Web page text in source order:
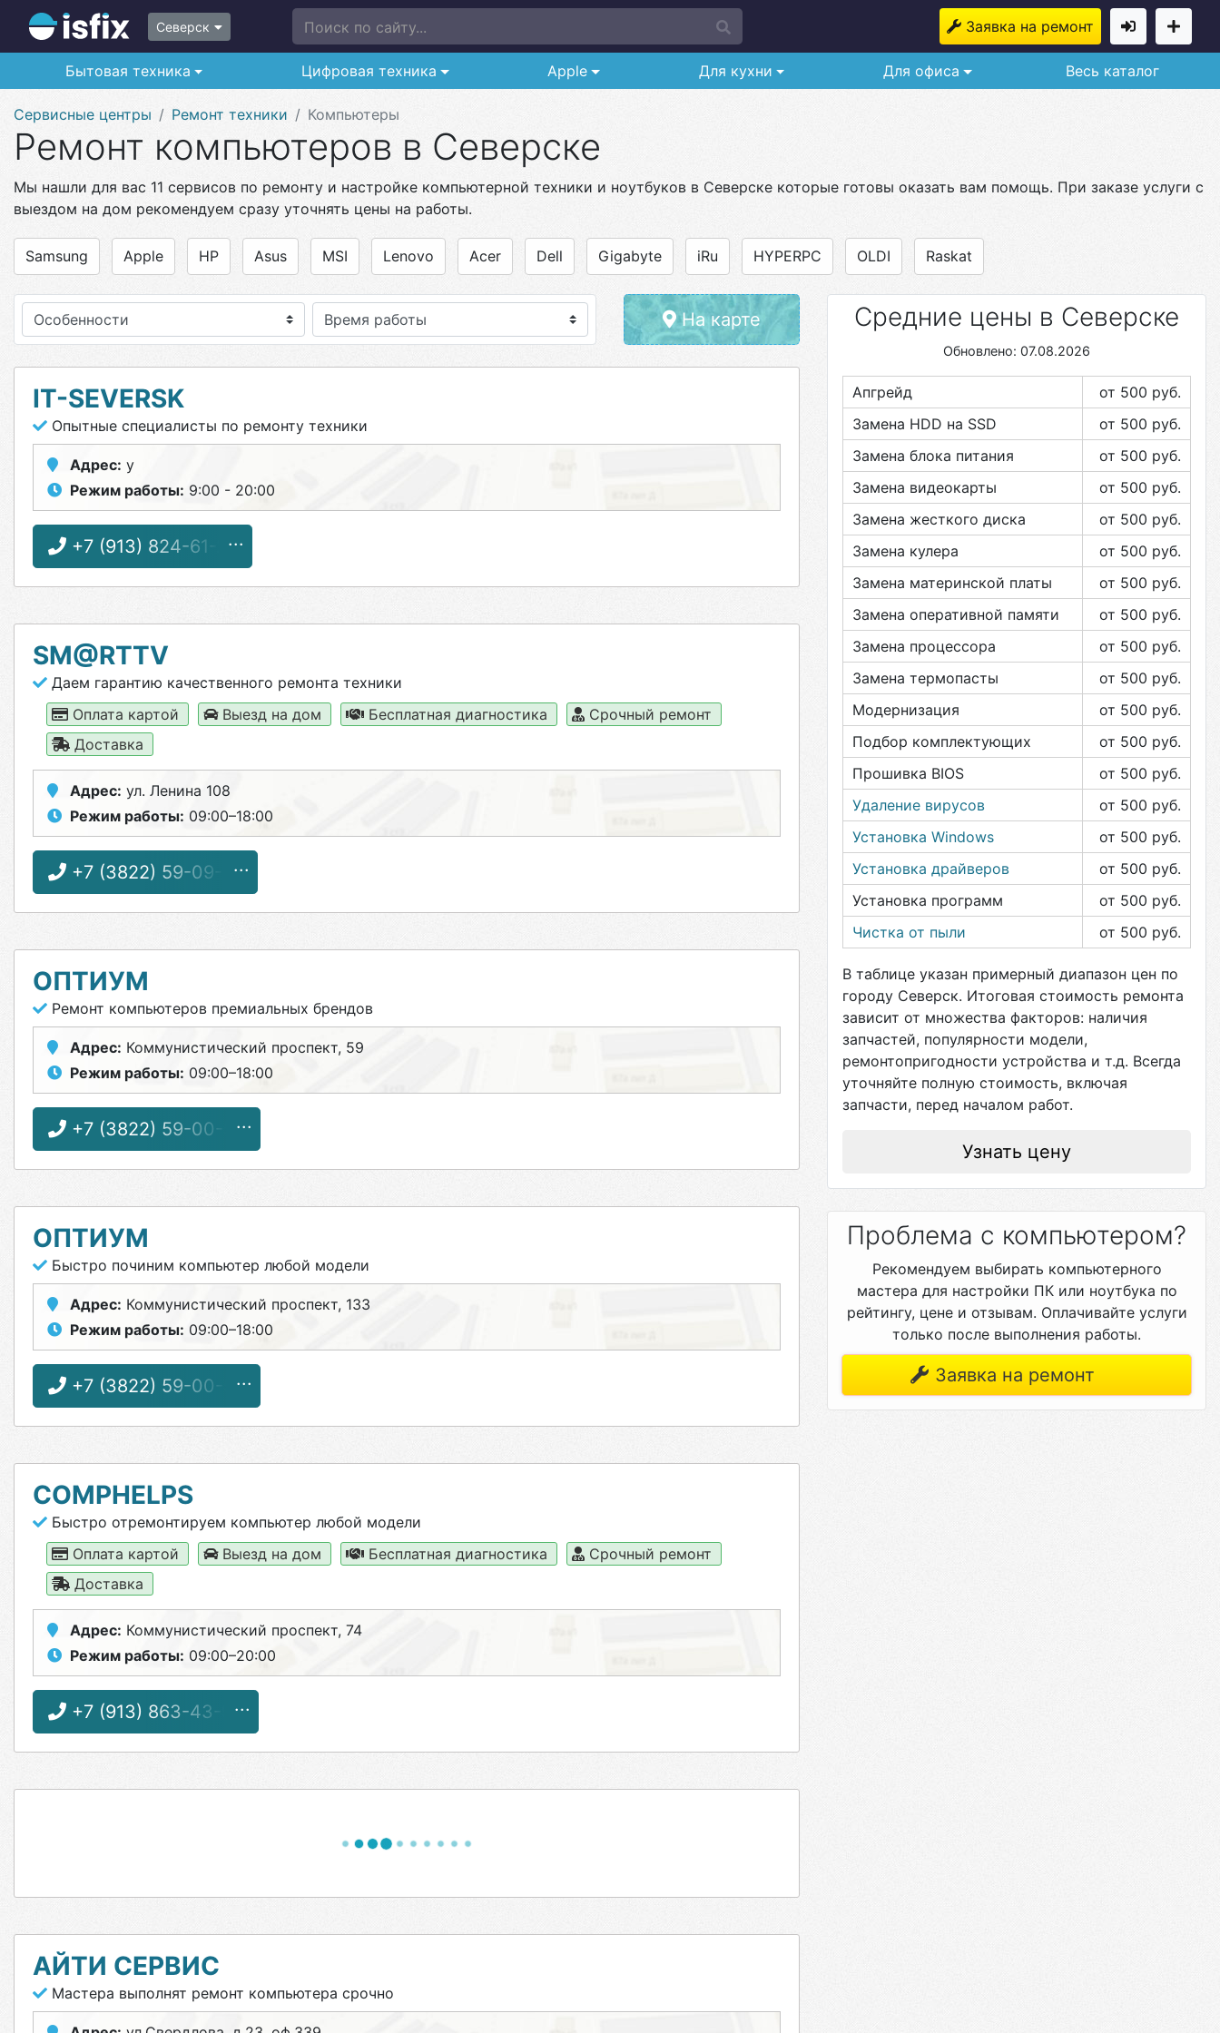
Северск Поиск по сайту... Заявка на ремонт
Бытовая техника Цифровая техника Apple Для кухни Для офиса Весь каталог
Сервисные центры Ремонт техники Компьютеры
Ремонт компьютеров в Северске
Мы нашли для вас 11 сервисов по ремонту и настройке компьютерной техники и ноутбуков в Северске которые готовы оказать вам помощь. При заказе услуги с
выездом на дом рекомендуем сразу уточнять цены на работы.
Samsung Apple HP Asus MSI Lenovo Acer Dell Gigabyte iRu HYPERPC OLDI Raskat
Особенности На карте
IT-SEVERSK
Опытные специалисты по ремонту техники
Адрес: у
Режим работы: 9:00 - 20:00
+7 (913) 824-61-27
SM@RTTV
Даем гарантию качественного ремонта техники
Оплата картой
Выезд на дом Бесплатная диагностика
Срочный ремонт
Доставка
Адрес: ул. Ленина 108
Режим работы: 09:00–18:00
+7 (3822) 59-09-01
ОПТИУМ
Ремонт компьютеров премиальных брендов
Адрес: Коммунистический проспект, 59
Режим работы: 09:00–18:00
+7 (3822) 59-00-59
ОПТИУМ
Быстро починим компьютер любой модели
Адрес: Коммунистический проспект, 133
Режим работы: 09:00–18:00
+7 (3822) 59-00-59
COMPHELPS
Быстро отремонтируем компьютер любой модели
Оплата картой
Выезд на дом Бесплатная диагностика
Срочный ремонт
Доставка
Адрес: Коммунистический проспект, 74
Режим работы: 09:00–20:00
+7 (913) 863-43-92
АЙТИ СЕРВИС
Мастера выполнят ремонт компьютера срочно
Средние цены в Северске
Обновлено: 07.08.2026
Апгрейд от 500 руб.
Замена HDD на SSD
от 500 руб.
Замена блока питания
от 500 руб.
Замена видеокарты
от 500 руб.
Замена жесткого диска
от 500 руб.
Замена кулера
от 500 руб.
Замена материнской платы
от 500 руб.
Замена оперативной памяти
от 500 руб.
Замена процессора
от 500 руб.
Замена термопасты
от 500 руб.
Модернизация
от 500 руб.
Подбор комплектующих
от 500 руб.
Прошивка BIOS
от 500 руб.
Удаление вирусов
от 500 руб.
Установка Windows
от 500 руб.
Установка драйверов
от 500 руб.
Установка программ
от 500 руб.
Чистка от пыли
от 500 руб.
В таблице указан примерный диапазон цен по
городу Северск. Итоговая стоимость ремонта
зависит от множества факторов: наличия
запчастей, популярности модели,
ремонтопригодности устройства и т.д. Всегда
уточняйте полную стоимость, включая
запчасти, перед началом работ.
Узнать цену
Проблема с компьютером?
Рекомендуем выбирать компьютерного
мастера для настройки ПК или ноутбука по
рейтингу, цене и отзывам. Оплачивайте услуги
только после выполнения работы.
Заявка на ремонт